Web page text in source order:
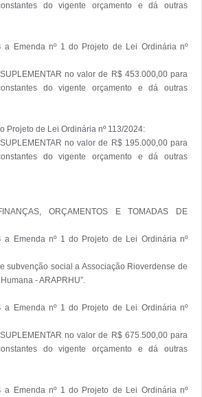
do vigente orçamento e dá outras
a Emenda nº 1 do Projeto de Lei Ordinária nº
no valor de R$ 453.000,00 para
do vigente orçamento e dá outras
Projeto de Lei Ordinária nº 113/2024:
no valor de R$ 195.000,00 para
do vigente orçamento e dá outras
ORÇAMENTOS E TOMADAS DE
a Emenda nº 1 do Projeto de Lei Ordinária nº
subvenção social a Associação Rioverdense de
- ARAPRHU”.
a Emenda nº 1 do Projeto de Lei Ordinária nº
no valor de R$ 675.500,00 para
do vigente orçamento e dá outras
a Emenda nº 1 do Projeto de Lei Ordinária nº